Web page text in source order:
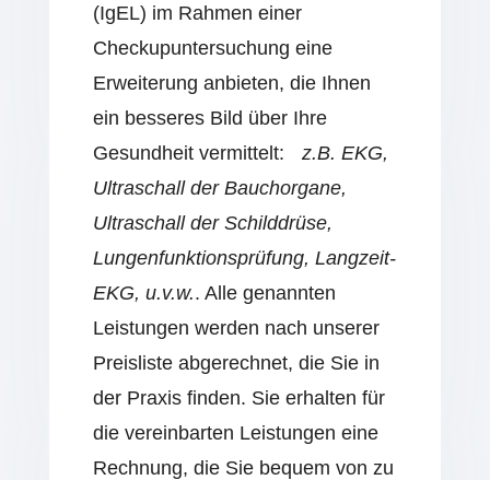
(IgEL) im Rahmen einer
Checkupuntersuchung eine
Erweiterung anbieten, die Ihnen
ein besseres Bild über Ihre
Gesundheit vermittelt: z.B. EKG,
Ultraschall der Bauchorgane,
Ultraschall der Schilddrüse,
Lungenfunktionsprüfung, Langzeit-
EKG, u.v.w.. Alle genannten
Leistungen werden nach unserer
Preisliste abgerechnet, die Sie in
der Praxis finden. Sie erhalten für
die vereinbarten Leistungen eine
Rechnung, die Sie bequem von zu